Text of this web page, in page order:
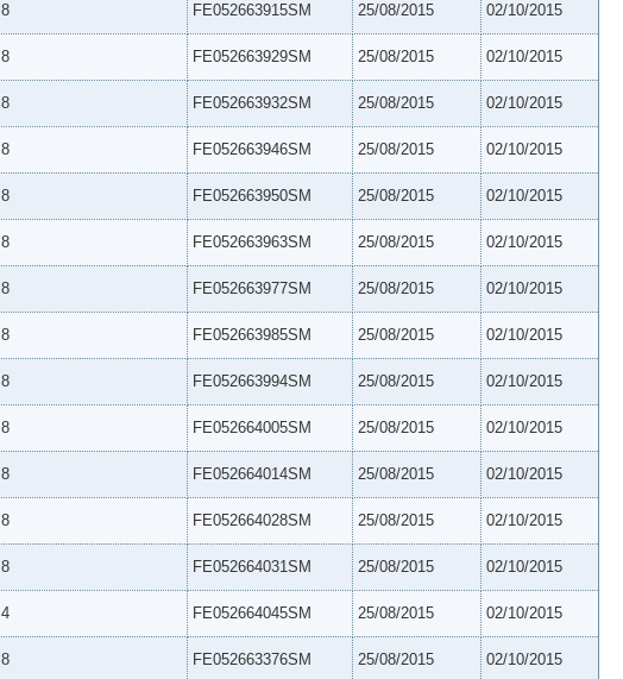
8 FE052663915SM 25/08/2015 02/10/2015
8 FE052663929SM 25/08/2015 02/10/2015
8 FE052663932SM 25/08/2015 02/10/2015
8 FE052663946SM 25/08/2015 02/10/2015
8 FE052663950SM 25/08/2015 02/10/2015
8 FE052663963SM 25/08/2015 02/10/2015
8 FE052663977SM 25/08/2015 02/10/2015
8 FE052663985SM 25/08/2015 02/10/2015
8 FE052663994SM 25/08/2015 02/10/2015
8 FE052664005SM 25/08/2015 02/10/2015
8 FE052664014SM 25/08/2015 02/10/2015
8 FE052664028SM 25/08/2015 02/10/2015
8 FE052664031SM 25/08/2015 02/10/2015
4 FE052664045SM 25/08/2015 02/10/2015
8 FE052663376SM 25/08/2015 02/10/2015